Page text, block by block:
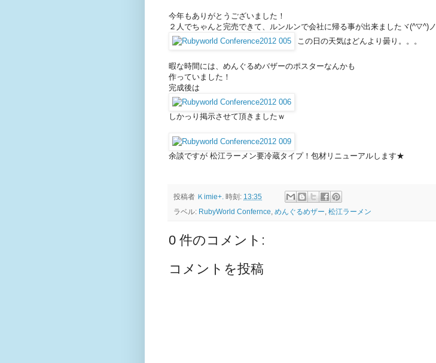
今年もありがとうございました！
２人でちゃんと完売できて、ルンルンで会社に帰る事が出来ましたヾ(^▽^)ノ
この日の天気はどんより曇り。。。
暇な時間には、めんぐるめバザーのポスターなんかも
作っていました！
完成後は
しかっり掲示させて頂きましたｗ
余談ですが 松江ラーメン要冷蔵タイプ！包材リニューアルします★
投稿者 Ｋimie+. 時刻: 13:35
ラベル: RubyWorld Confernce, めんぐるめザー, 松江ラーメン
0 件のコメント:
コメントを投稿